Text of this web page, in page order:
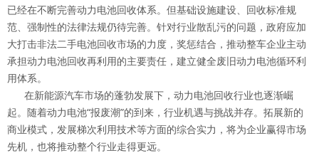
已经在不断完善动力电池回收体系。但基础设施建设、回收标准规
范、强制性的法律法规仍待完善。针对行业散乱污的问题，政府应加
大打击非法二手电池回收市场的力度，奖惩结合，推动整车企业主动
承担动力电池回收再利用的主要责任，建立健全废旧动力电池循环利
用体系。
在新能源汽车市场的蓬勃发展下，动力电池回收行业也逐渐崛
起。随着动力电池“报废潮”的到来，行业机遇与挑战并存。拓展新的
商业模式，发展梯次利用技术等方面的综合实力，将为企业赢得市场
先机，也将推动整个行业走得更远。